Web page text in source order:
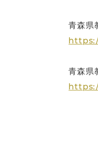
青森県
青森県